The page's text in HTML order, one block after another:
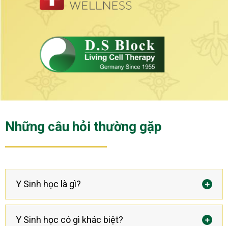
Những câu hỏi thường gặp
Y Sinh học là gì?
Y Sinh học có gì khác biệt?